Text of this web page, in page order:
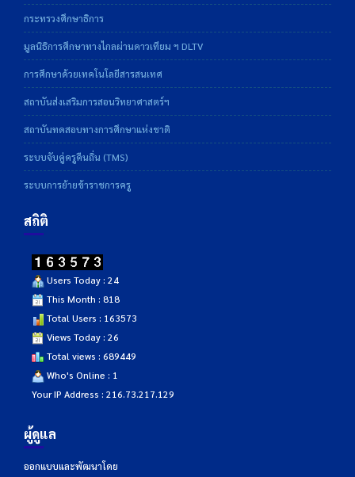
กระทรวงศึกษาธิการ
มูลนิธิการศึกษาทางไกลผ่านดาวเทียม ฯ DLTV
การศึกษาด้วยเทคโนโลยีสารสนเทศ
สถาบันส่งเสริมการสอนวิทยาศาสตร์ฯ
สถาบันทดสอบทางการศึกษาแห่งชาติ
ระบบจับคู่ครูคืนถิ่น (TMS)
ระบบการย้ายข้าราชการครู
สถิติ
Users Today : 24
This Month : 818
Total Users : 163573
Views Today : 26
Total views : 689449
Who's Online : 1
Your IP Address : 216.73.217.129
ผู้ดูแล
ออกแบบและพัฒนาโดย